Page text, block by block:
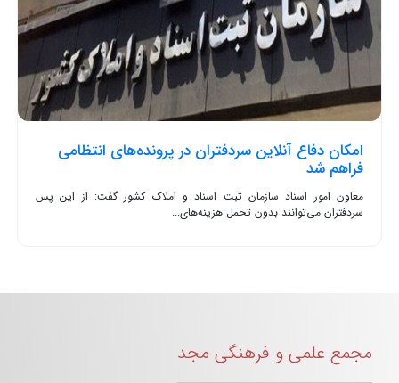
امکان دفاع آنلاین سردفتران در پرونده‌های انتظامی
فراهم شد
معاون امور اسناد سازمان ثبت اسناد و املاک کشور گفت: از این پس
سردفتران می‌توانند بدون تحمل هزینه‌های...
مجمع علمی و فرهنگی مجد